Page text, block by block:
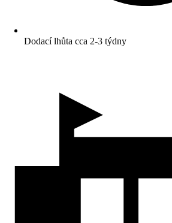
Dodací lhůta cca 2-3 týdny